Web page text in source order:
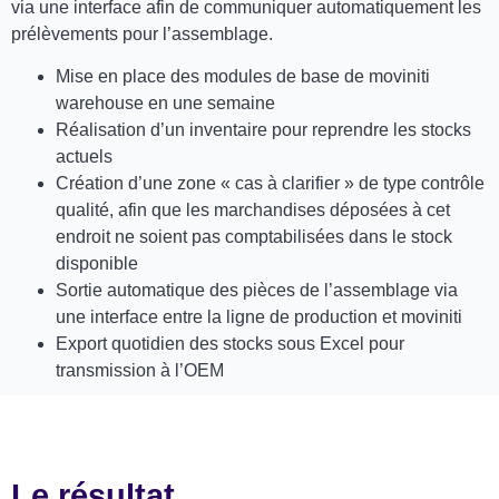
via une interface afin de communiquer automatiquement les
prélèvements pour l’assemblage.
Mise en place des modules de base de moviniti
warehouse en une semaine
Réalisation d’un inventaire pour reprendre les stocks
actuels
Création d’une zone « cas à clarifier » de type contrôle
qualité, afin que les marchandises déposées à cet
endroit ne soient pas comptabilisées dans le stock
disponible
Sortie automatique des pièces de l’assemblage via
une interface entre la ligne de production et moviniti
Export quotidien des stocks sous Excel pour
transmission à l’OEM